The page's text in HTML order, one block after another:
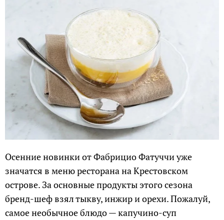
Осенние новинки от Фабрицио Фатуччи уже
значатся в меню ресторана на Крестовском
острове. За основные продукты этого сезона
бренд-шеф взял тыкву, инжир и орехи. Пожалуй,
самое необычное блюдо — капучино-суп